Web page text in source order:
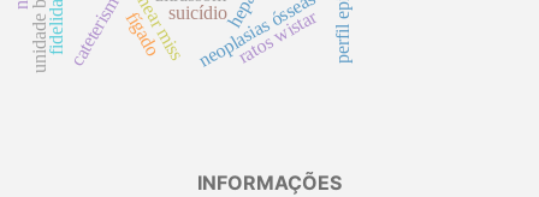
neoplasias ósseas
near misssuicídio ratos wistar
fígado
INFORMAÇÕES